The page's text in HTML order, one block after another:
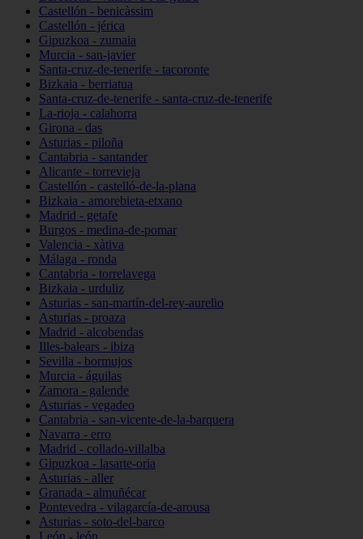
Castellón - benicàssim
Castellón - jérica
Gipuzkoa - zumaia
Murcia - san-javier
Santa-cruz-de-tenerife - tacoronte
Bizkaia - berriatua
Santa-cruz-de-tenerife - santa-cruz-de-tenerife
La-rioja - calahorra
Girona - das
Asturias - piloña
Cantabria - santander
Alicante - torrevieja
Castellón - castelló-de-la-plana
Bizkaia - amorebieta-etxano
Madrid - getafe
Burgos - medina-de-pomar
Valencia - xàtiva
Málaga - ronda
Cantabria - torrelavega
Bizkaia - urduliz
Asturias - san-martín-del-rey-aurelio
Asturias - proaza
Madrid - alcobendas
Illes-balears - ibiza
Sevilla - bormujos
Murcia - águilas
Zamora - galende
Asturias - vegadeo
Cantabria - san-vicente-de-la-barquera
Navarra - erro
Madrid - collado-villalba
Gipuzkoa - lasarte-oria
Asturias - aller
Granada - almuñécar
Pontevedra - vilagarcía-de-arousa
Asturias - soto-del-barco
León - león